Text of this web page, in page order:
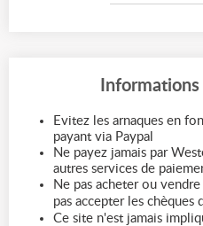
Evitez les arnaques en
payant via Paypal
Ne payez jamais par
autres services de
Ne pas acheter ou
pas accepter les chèques
Ce site n'est jamais